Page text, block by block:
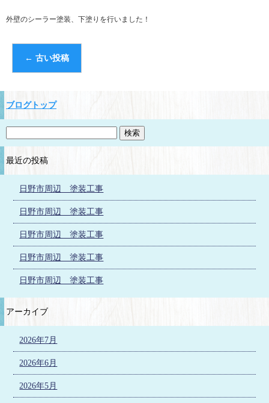
外壁のシーラー塗装、下塗りを行いました！
← 古い投稿
ブログトップ
最近の投稿
日野市周辺 塗装工事
日野市周辺 塗装工事
日野市周辺 塗装工事
日野市周辺 塗装工事
日野市周辺 塗装工事
アーカイブ
2026年7月
2026年6月
2026年5月